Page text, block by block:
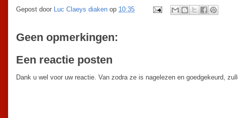
Gepost door Luc Claeys diaken op 10:35
Geen opmerkingen:
Een reactie posten
Dank u wel voor uw reactie. Van zodra ze is nagelezen en goedgekeurd,